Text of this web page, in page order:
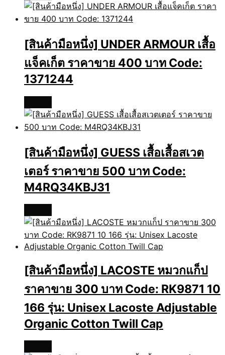
[สินค้ามือหนึ่ง] UNDER ARMOUR เสื้อ
แจ็คเก็ต ราคาขาย 400 บาท Code:
1371244
[สินค้ามือหนึ่ง] GUESS เสื้อเสื้อสเวต
เตอร์ ราคาขาย 500 บาท Code:
M4RQ34KBJ31
[สินค้ามือหนึ่ง] LACOSTE หมวกแก็ป
ราคาขาย 300 บาท Code: RK9871 10
166 รุ่น: Unisex Lacoste Adjustable
Organic Cotton Twill Cap